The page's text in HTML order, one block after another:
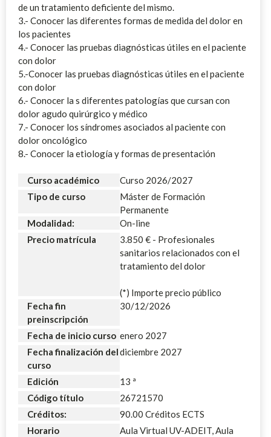
de un tratamiento deficiente del mismo.
3.- Conocer las diferentes formas de medida del dolor en
los pacientes
4.- Conocer las pruebas diagnósticas útiles en el paciente
con dolor
5.-Conocer las pruebas diagnósticas útiles en el paciente
con dolor
6.- Conocer la s diferentes patologías que cursan con
dolor agudo quirúrgico y médico
7.- Conocer los síndromes asociados al paciente con
dolor oncológico
8.- Conocer la etiología y formas de presentación
Curso académico
Curso 2026/2027
Tipo de curso
Máster de Formación
Permanente
Modalidad:
On-line
Precio matrícula
3.850 € - Profesionales
sanitarios relacionados con el
tratamiento del dolor
(*) Importe precio público
Fecha fin
preinscripción
30/12/2026
Fecha de inicio curso enero 2027
Fecha finalización del
curso
diciembre 2027
Edición
13 ª
Código título
26721570
Créditos:
90.00 Créditos ECTS
Horario
Aula Virtual UV-ADEIT, Aula